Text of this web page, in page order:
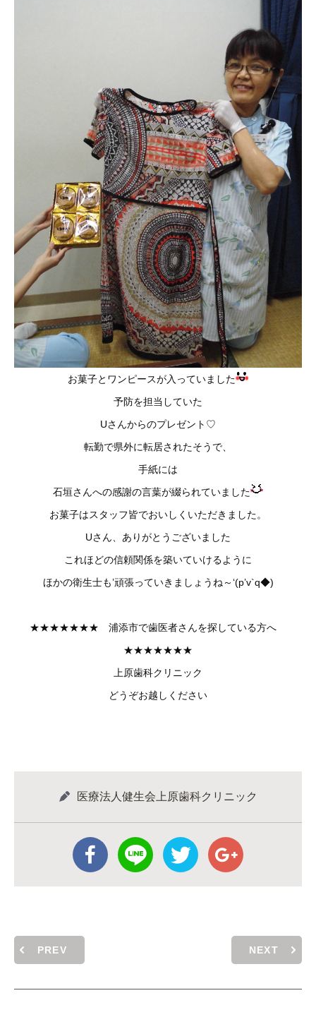
お菓子とワンピースが入っていました
予防を担当していた
Uさんからのプレゼント♡
転勤で県外に転居されたそうで、
手紙には
石垣さんへの感謝の言葉が綴られていました
お菓子はスタッフ皆でおいしくいただきました。
Uさん、ありがとうございました
これほどの信頼関係を築いていけるように
ほかの衛生士も’頑張っていきましょうね～‘(p’v`q◆)
★★★★★★★ 浦添市で歯医者さんを探している方へ
★★★★★★★
上原歯科クリニック
どうぞお越しください
医療法人健生会上原歯科クリニック
PREV NEXT